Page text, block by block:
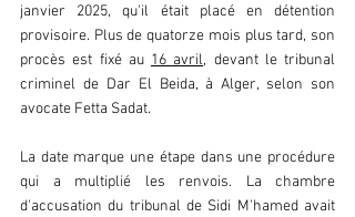
janvier 2025, qu'il était placé en détention
provisoire. Plus de quatorze mois plus tard, son
procès est fixé au 16 avril, devant le tribunal
criminel de Dar El Beida, à Alger, selon son
avocate Fetta Sadat.
La date marque une étape dans une procédure
qui a multiplié les renvois. La chambre
d'accusation du tribunal de Sidi M'hamed avait